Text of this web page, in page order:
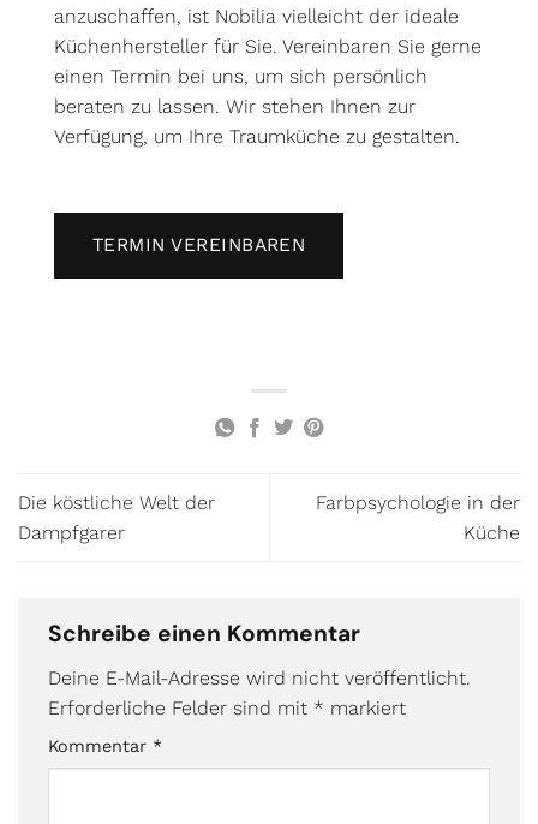
anzuschaffen, ist Nobilia vielleicht der ideale
Küchenhersteller für Sie. Vereinbaren Sie gerne
einen Termin bei uns, um sich persönlich
beraten zu lassen. Wir stehen Ihnen zur
Verfügung, um Ihre Traumküche zu gestalten.
TERMIN VEREINBAREN
Die köstliche Welt der
Dampfgarer
Farbpsychologie in der
Küche
Schreibe einen Kommentar
Deine E-Mail-Adresse wird nicht veröffentlicht.
Erforderliche Felder sind mit * markiert
Kommentar *